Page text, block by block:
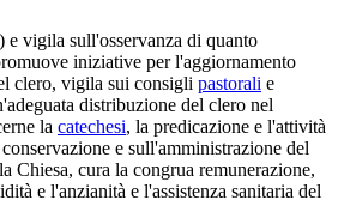
) e vigila sull'osservanza di quanto
iniziative per l'aggiornamento
clero, vigila sui consigli pastorali e
distribuzione del clero nel
la catechesi, la predicazione e l'attività
e sull'amministrazione del
Chiesa, cura la congrua remunerazione,
e l'anzianità e l'assistenza sanitaria del